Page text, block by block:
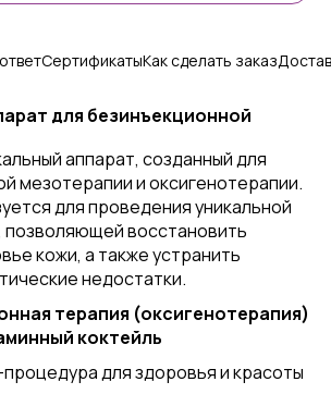
СертификатыКак сделать заказ
для безинъекционной
аппарат, созданный для
мезотерапии и оксигенотерапии.
для проведения уникальной
позволяющей восстановить
кожи, а также устранить
недостатки.
терапия (оксигенотерапия)
коктейль
для здоровья и красоты